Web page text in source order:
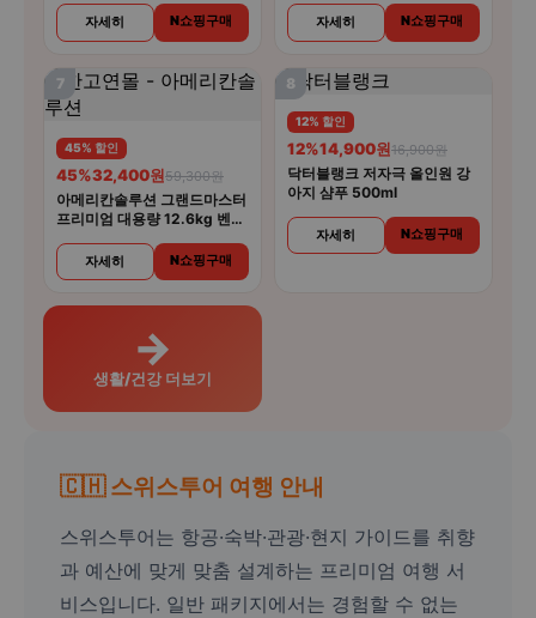
자세히 N쇼핑구매 자세히 N쇼핑구매
7
45% 할인
45%32,400원59,300원
아메리칸솔루션 그랜드마스터
프리미엄 대용량 12.6kg 벤토
자세히 N쇼핑구매
8
12% 할인
12%14,900원16,900원
닥터블랭크 저자극 올인원 강
아지 샴푸 500ml
자세히 N쇼핑구매
→
생활/건강 더보기
🇨🇭 스위스투어 여행 안내
스위스투어는 항공·숙박·관광·현지 가이드를 취향
과 예산에 맞게 맞춤 설계하는 프리미엄 여행 서
비스입니다. 일반 패키지에서는 경험할 수 없는